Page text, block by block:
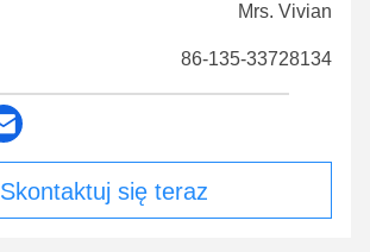
Mrs. Vivian
86-135-33728134
Skontaktuj się teraz